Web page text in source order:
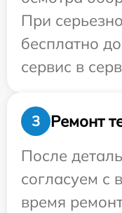
При
бесплатно
сервис в
3
Ремонт
После
согласуем с
время